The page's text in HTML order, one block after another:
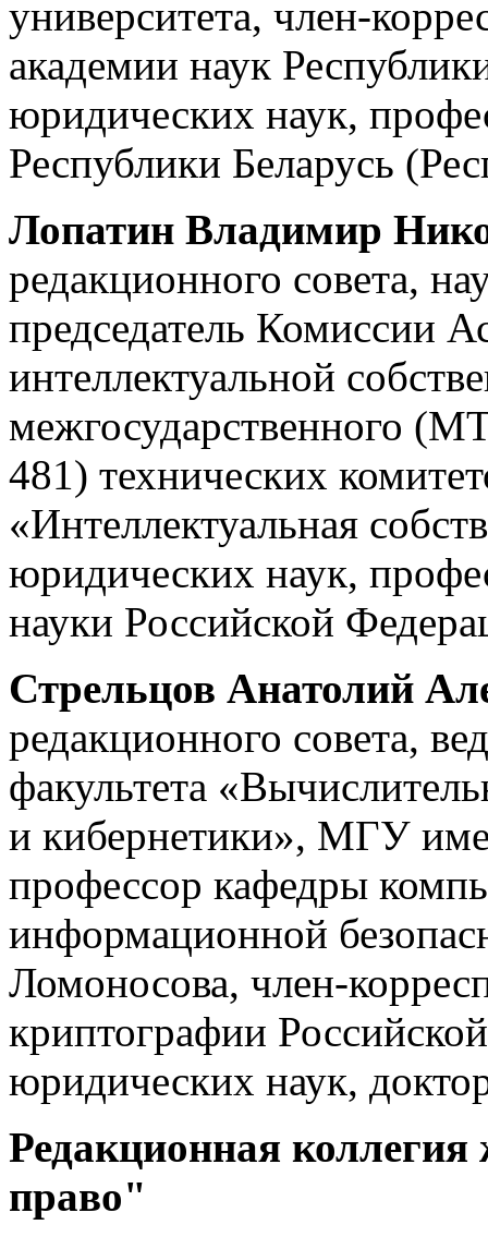
университета, член-
академии наук
юридических наук,
Республики Беларусь
Лопатин Владимир
редакционного совета,
председатель Комиссии
интеллектуальной
межгосударственного
481) технических
«Интеллектуальная
юридических наук,
науки Российской
Стрельцов Анатолий
редакционного совета,
факультета
и кибернетики», МГУ
профессор кафедры
информационной
Ломоносова, член-
криптографии
юридических наук,
Редакционная
право"